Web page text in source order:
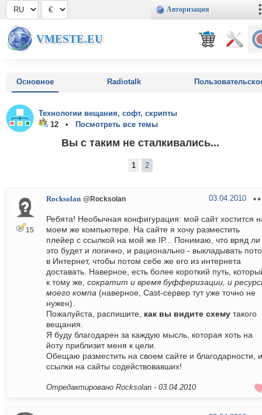
Авторизация
VMESTE.EU
Основное Radiotalk
Технологии вещания, софт, скрипты
12 •
Посмотреть все темы
Вы с таким не сталкивались...
1 2
15
Rocksolan @Rocksolan 03.04.2010
Ребята! Необычная конфигурация: мой сайт хостится
моем же компьютере. На сайте я хочу разместить
плейер с ссылкой на мой же IP... Понимаю, что вряд ли
это будет и логично, и рационально - выкладывать
в Интернет, чтобы потом себе же его из интернета
доставать. Наверное, есть более короткий путь,
к тому же, сократит и время буфферизации, и
моего компа (наверное, Cast-сервер тут уже точно не
нужен).
Пожалуйста, распишите, как вы видите схему такого
вещания.
Я буду благодарен за каждую мысль, которая хоть на
йоту приблизит меня к цели.
Обещаю разместить на своем сайте и благодарности, и
ссылки на сайты содействовавших!
Отредактировано Rocksolan - 03.04.2010